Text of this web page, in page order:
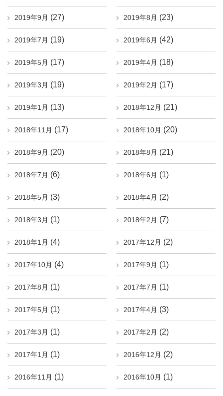
2019年9月 (27) 2019年8月 (23)
2019年7月 (19) 2019年6月 (42)
2019年5月 (17) 2019年4月 (18)
2019年3月 (19) 2019年2月 (17)
2019年1月 (13) 2018年12月 (21)
2018年11月 (17) 2018年10月 (20)
2018年9月 (20) 2018年8月 (21)
2018年7月 (6) 2018年6月 (1)
2018年5月 (3) 2018年4月 (2)
2018年3月 (1) 2018年2月 (7)
2018年1月 (4) 2017年12月 (2)
2017年10月 (4) 2017年9月 (1)
2017年8月 (1) 2017年7月 (1)
2017年5月 (1) 2017年4月 (3)
2017年3月 (1) 2017年2月 (2)
2017年1月 (1) 2016年12月 (2)
2016年11月 (1) 2016年10月 (1)